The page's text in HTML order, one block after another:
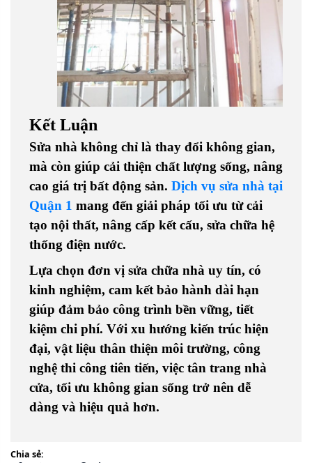
Kết Luận
Sửa nhà không chỉ là thay đổi không gian,
mà còn giúp cải thiện chất lượng sống, nâng
cao giá trị bất động sản. Dịch vụ sửa nhà tại
Quận 1 mang đến giải pháp tối ưu từ cải
tạo nội thất, nâng cấp kết cấu, sửa chữa hệ
thống điện nước.
Lựa chọn đơn vị sửa chữa nhà uy tín, có
kinh nghiệm, cam kết bảo hành dài hạn
giúp đảm bảo công trình bền vững, tiết
kiệm chi phí. Với xu hướng kiến trúc hiện
đại, vật liệu thân thiện môi trường, công
nghệ thi công tiên tiến, việc tân trang nhà
cửa, tối ưu không gian sống trở nên dễ
dàng và hiệu quả hơn.
Chia sẻ: